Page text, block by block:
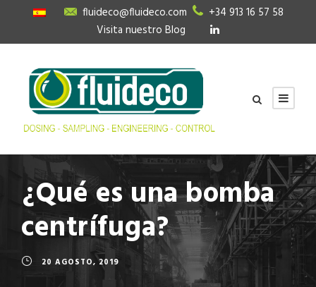
fluideco@fluideco.com
+34 913 16 57 58
Visita nuestro Blog
¿Qué es una bomba
centrífuga?
20 AGOSTO, 2019